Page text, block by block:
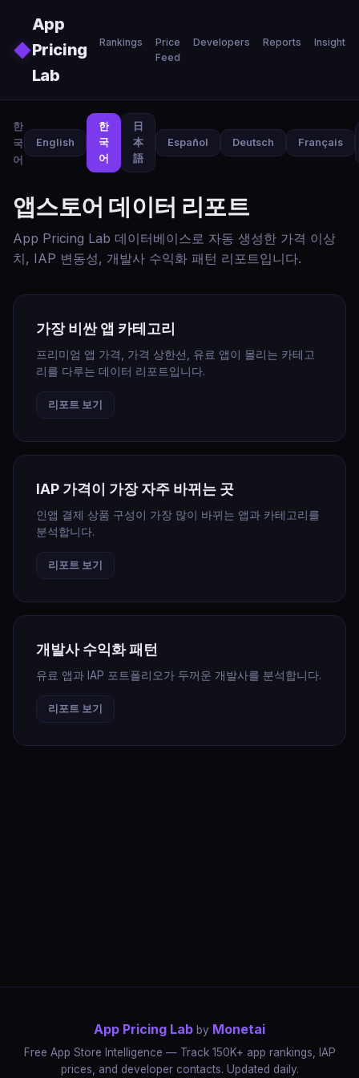
◆
App
Pricing
Lab
Rankings
Price
Feed
Developers Reports Insights
한
국
어
English
한
국
어
日
本
語
Español Deutsch Français
앱스토어 데이터 리포트
App Pricing Lab 데이터베이스로 자동 생성한 가격 이상
치, IAP 변동성, 개발사 수익화 패턴 리포트입니다.
가장 비싼 앱 카테고리
프리미엄 앱 가격, 가격 상한선, 유료 앱이 몰리는 카테고
리를 다루는 데이터 리포트입니다.
리포트 보기
IAP 가격이 가장 자주 바뀌는 곳
인앱 결제 상품 구성이 가장 많이 바뀌는 앱과 카테고리를
분석합니다.
리포트 보기
개발사 수익화 패턴
유료 앱과 IAP 포트폴리오가 두꺼운 개발사를 분석합니다.
리포트 보기
App Pricing Lab by Monetai
Free App Store Intelligence — Track 150K+ app rankings, IAP
prices, and developer contacts. Updated daily.